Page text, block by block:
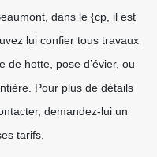
dans le {cp, il est
lui confier tous travaux
de hotte, pose d’évier, ou
Pour plus de détails
demandez-lui un
tarifs.